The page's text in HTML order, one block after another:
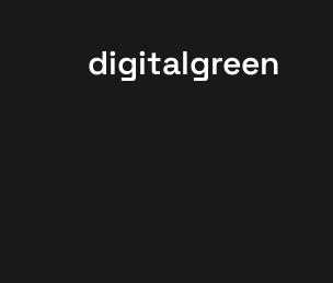
digitalgreen